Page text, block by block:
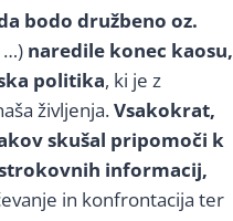
bodo družbeno oz.
…) naredile konec kaosu,
politika, ki je z
življenja.Vsakokrat,
skušal pripomoči k
informacij,
in konfrontacija ter